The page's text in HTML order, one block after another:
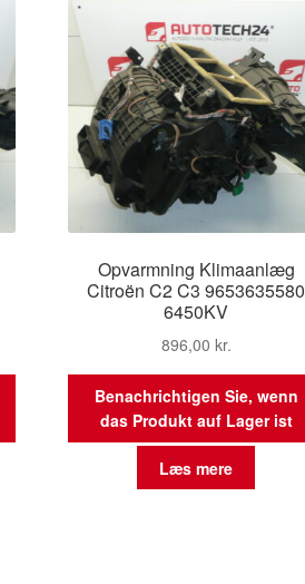
Opvarmning Klimaanlæg
Citroën C2 C3 9653635580
6450KV
896,00 kr.
Benachrichtigen Sie, wenn
das Produkt auf Lager ist
Læs mere